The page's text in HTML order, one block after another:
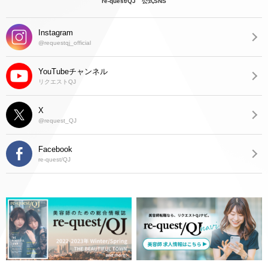
Instagram
@requestqj_official
YouTubeチャンネル
リクエストQJ
X
@request_QJ
Facebook
re-quest/QJ